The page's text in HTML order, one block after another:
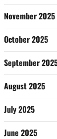
November 2025
October 2025
September
August 2025
July 2025
June 2025